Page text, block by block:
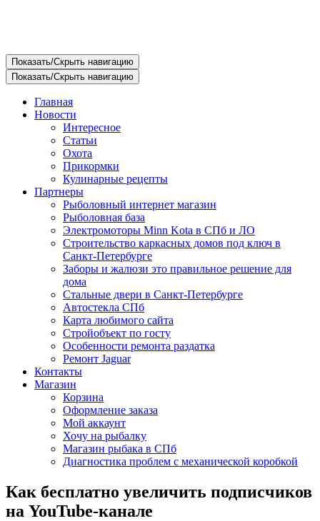
Показать/Скрыть навигацию
Показать/Скрыть навигацию
Главная
Новости
Интересное
Статьи
Охота
Прикормки
Кулинарные рецепты
Партнеры
Рыболовный интернет магазин
Рыболовная база
Электромоторы Minn Kota в СПб и ЛО
Строительство каркасных домов под ключ в
Санкт-Петербурге
Заборы и жалюзи это правильное решение для
дома
Стальные двери в Санкт-Петербурге
Автостекла СПб
Карта любимого сайта
Стройобъект по госту
Особенности ремонта раздатка
Ремонт Jaguar
Контакты
Магазин
Корзина
Оформление заказа
Мой аккаунт
Хочу на рыбалку
Магазин рыбака в СПб
Диагностика проблем с механической коробкой
Как бесплатно увеличить подписчиков
на YouTube-канале